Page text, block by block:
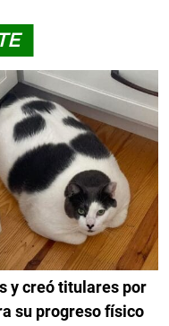
y creó titulares por
su progreso físico